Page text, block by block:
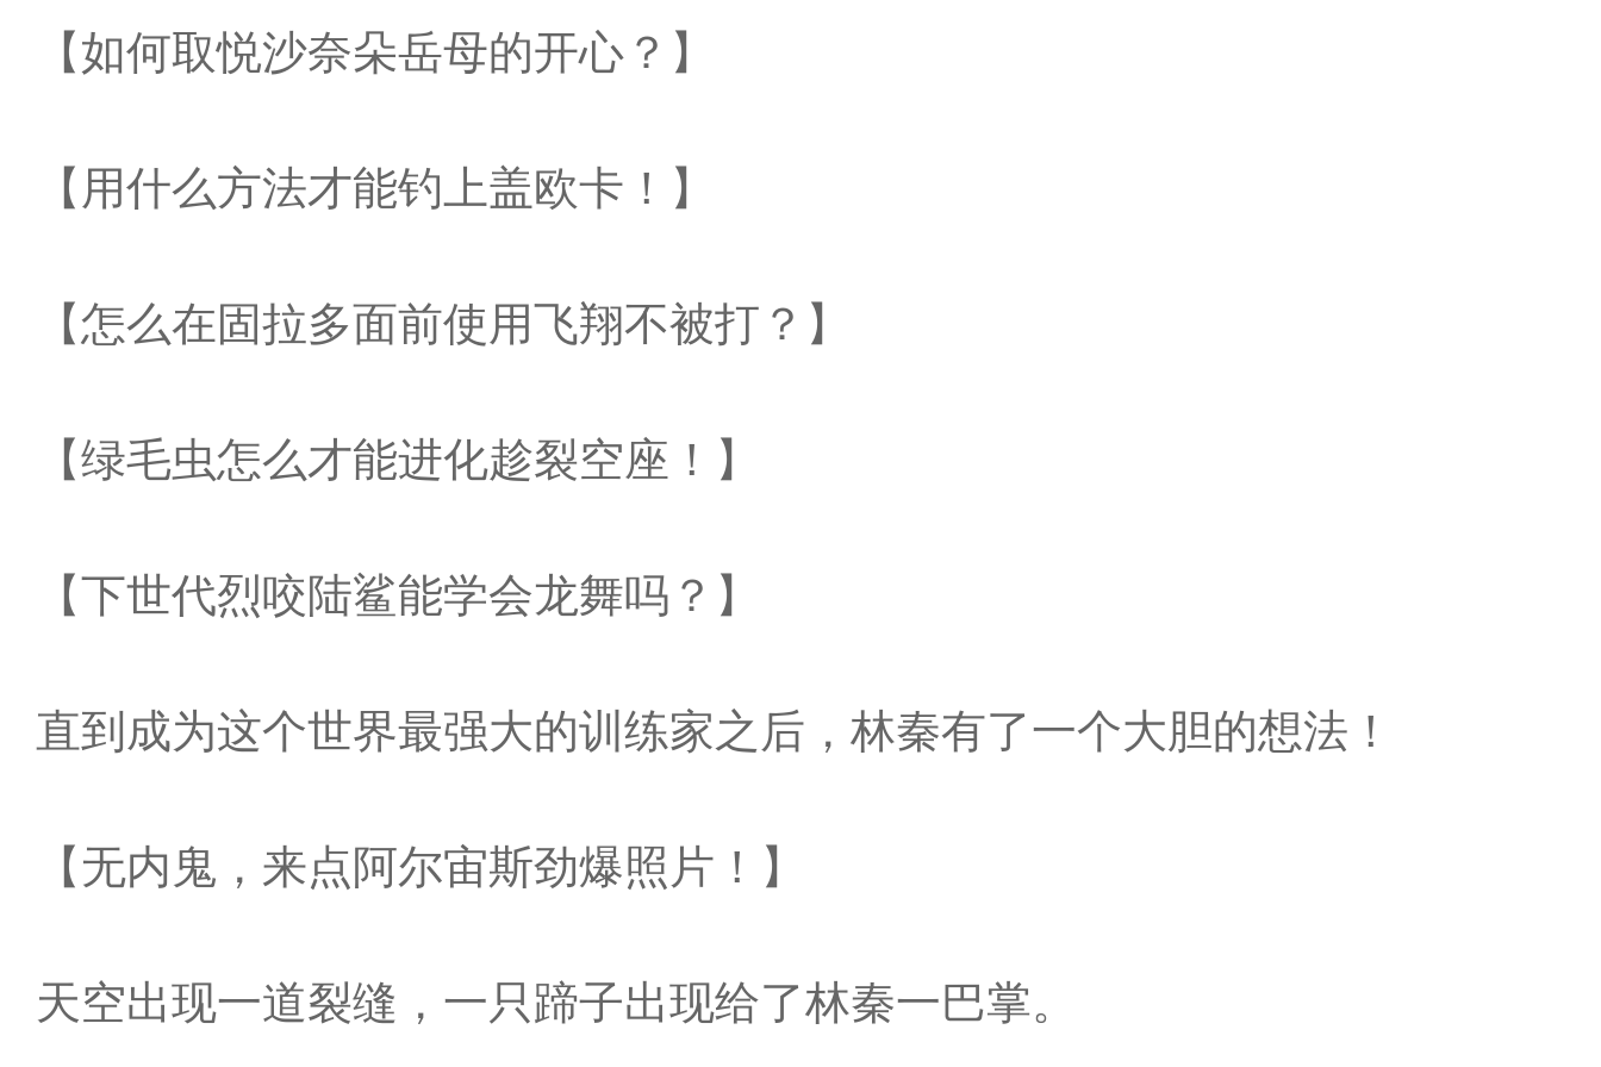
【如何取悦沙奈朵岳母的开心？】
【用什么方法才能钓上盖欧卡！】
【怎么在固拉多面前使用飞翔不被打？】
【绿毛虫怎么才能进化趁裂空座！】
【下世代烈咬陆鲨能学会龙舞吗？】
直到成为这个世界最强大的训练家之后，林秦有了一个大胆的想法！
【无内鬼，来点阿尔宙斯劲爆照片！】
天空出现一道裂缝，一只蹄子出现给了林秦一巴掌。